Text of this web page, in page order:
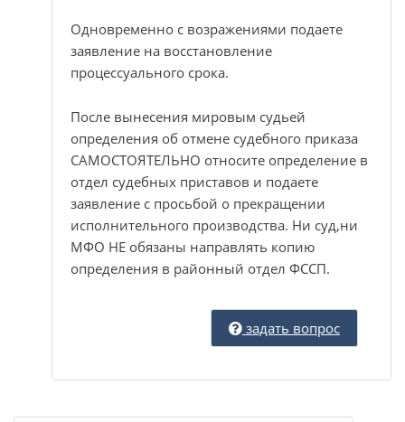
Одновременно с возражениями подаете
заявление на восстановление
процессуального срока.
После вынесения мировым судьей
определения об отмене судебного приказа
САМОСТОЯТЕЛЬНО относите определение в
отдел судебных приставов и подаете
заявление с просьбой о прекращении
исполнительного производства. Ни суд,ни
МФО НЕ обязаны направлять копию
определения в районный отдел ФССП.
задать вопрос